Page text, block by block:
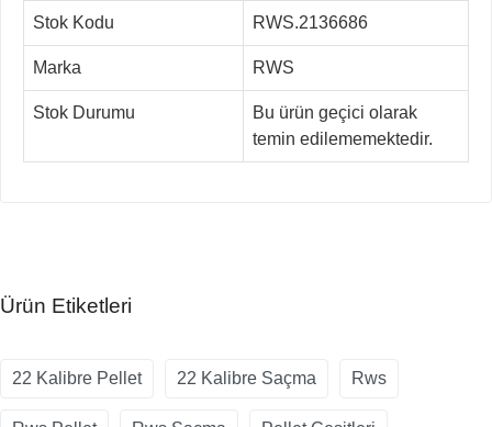
Stok Kodu RWS.2136686
Marka RWS
Stok Durumu
Bu ürün geçici olarak
temin edilememektedir.
Ürün Etiketleri
22 Kalibre Pellet 22 Kalibre Saçma Rws